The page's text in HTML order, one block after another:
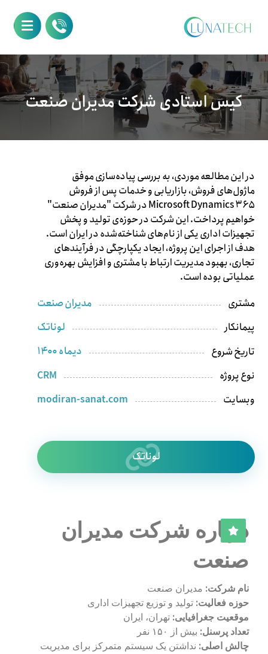
کیس استادی شرکت مدیران صنعت
در این مطالعه موردی، به بررسی پیاده‌سازی موفق
ماژول‌های فروش، بازاریابی و خدمات پس از فروش
Microsoft Dynamics ۳۶۵ در شرکت "مدیران صنعت"
خواهیم پرداخت. این شرکت در حوزه‌ی تولید و پخش
تجهیزات اداری یکی از نام‌های شناخته‌شده در ایران است.
هدف از اجرای این پروژه، ایجاد یکپارچگی در فرآیندهای
تجاری، بهبود مدیریت ارتباط با مشتری و افزایش بهره‌وری
عملیاتی بوده است.
مشتری
مدیران صنعت
پیمانکار
لوناتک
تاریخ شروع
دیماه ۱۴۰۰
نوع پروژه
CRM
وبسایت
modiran-sanat.com
لوناتک
درباره شرکت مدیران
صنعت
نام شرکت: مدیران صنعت
حوزه فعالیت: تولید و توزیع تجهیزات اداری
موقعیت جغرافیایی: تهران، ایران
تعداد پرسنل: بیش از ۱۵۰ نفر
چالش اصلی: نداشتن یک سیستم متمرکز برای مدیریت